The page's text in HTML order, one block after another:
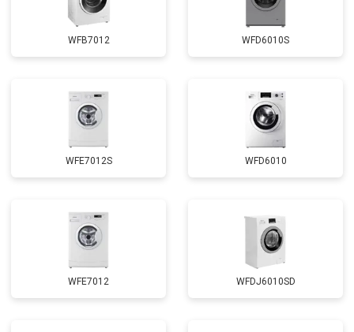
Замена сливного насоса от 3450 ₽
Замена сливного шланга от 2100 ₽ Заказать
Замена УБЛ от 2100 ₽ Заказать
Замена приводного ремня от 2550 ₽ Заказать
WFB7012 WFD6010S
WFE7012S WFD6010
WFE7012 WFDJ6010SD